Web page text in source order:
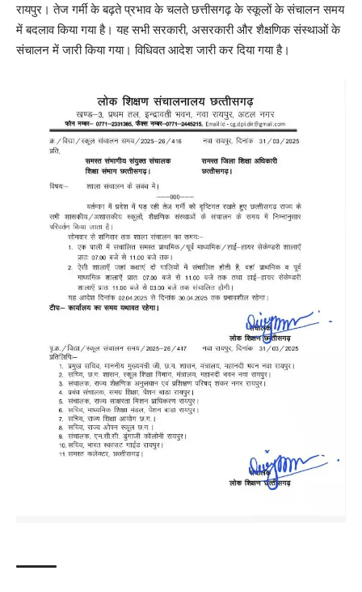
रायपुर। तेज गर्मी के बढ़ते प्रभाव के चलते छत्तीसगढ़ के स्कूलों के संचालन समय
में बदलाव किया गया है। यह सभी सरकारी, असरकारी और शैक्षणिक संस्थाओं के
संचालन में जारी किया गया। विधिवत आदेश जारी कर दिया गया है।